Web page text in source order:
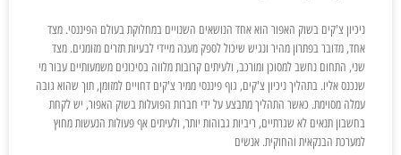
ניכיון צ'קים בשוק האפור הוא אחד הנושאים השנויים במחלוקת בעולם הפיננסי. מצד
אחד, מדובר בפתרון מהיר ונגיש שיכול לספק מענה מיידי לבעיות תזרים מזומנים. מצד
שני, התחום נחשב למסוכן ומורכב, ולעיתים קרובות מלווה בסיכונים משמעותיים עבור מי
שנכנס אליו. בתהליך ניכיון צ'קים, גוף פיננסי ממיר צ'קים דחויים למזומן, תוך שהוא גובה
עמלה מסוימת. כאשר התהליך מתבצע על ידי חברות הפועלות בשוק האפור, יש לקחת
בחשבון תנאים לא שגרתיים, ריביות גבוהות יותר, ולעיתים אף פעולות הנעשות מחוץ
למערכת הבנקאית והחוקית. אנשים